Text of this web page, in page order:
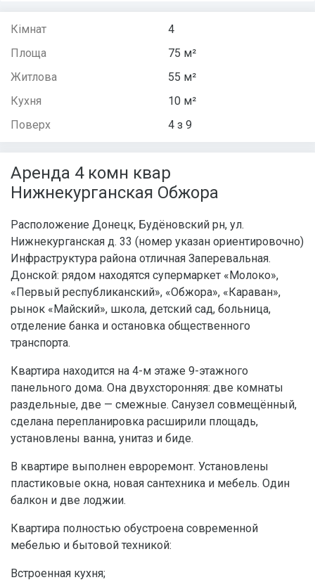
Кімнат
4
Площа
75 м²
Житлова
55 м²
Кухня
10 м²
Поверх
4 з 9
Аренда 4 комн квар
Нижнекурганская Обжора
Расположение Донецк, Будёновский рн, ул.
Нижнекурганская д. 33 (номер указан ориентировочно)
Инфраструктура района отличная Заперевальная.
Донской: рядом находятся супермаркет «Молоко»,
«Первый республиканский», «Обжора», «Караван»,
рынок «Майский», школа, детский сад, больница,
отделение банка и остановка общественного
транспорта.
Квартира находится на 4-м этаже 9-этажного
панельного дома. Она двухсторонняя: две комнаты
раздельные, две — смежные. Санузел совмещённый,
сделана перепланировка расширили площадь,
установлены ванна, унитаз и биде.
В квартире выполнен евроремонт. Установлены
пластиковые окна, новая сантехника и мебель. Один
балкон и две лоджии.
Квартира полностью обустроена современной
мебелью и бытовой техникой:
Встроенная кухня;